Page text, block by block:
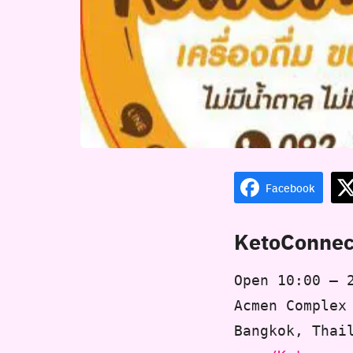
Facebook
Open 10:00 –
Acmen
Bangkok,